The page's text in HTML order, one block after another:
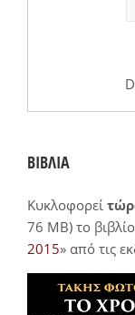
ΒΙΒΛΙΑ
Κυκλοφορεί
76 MB) το
2015» από τις